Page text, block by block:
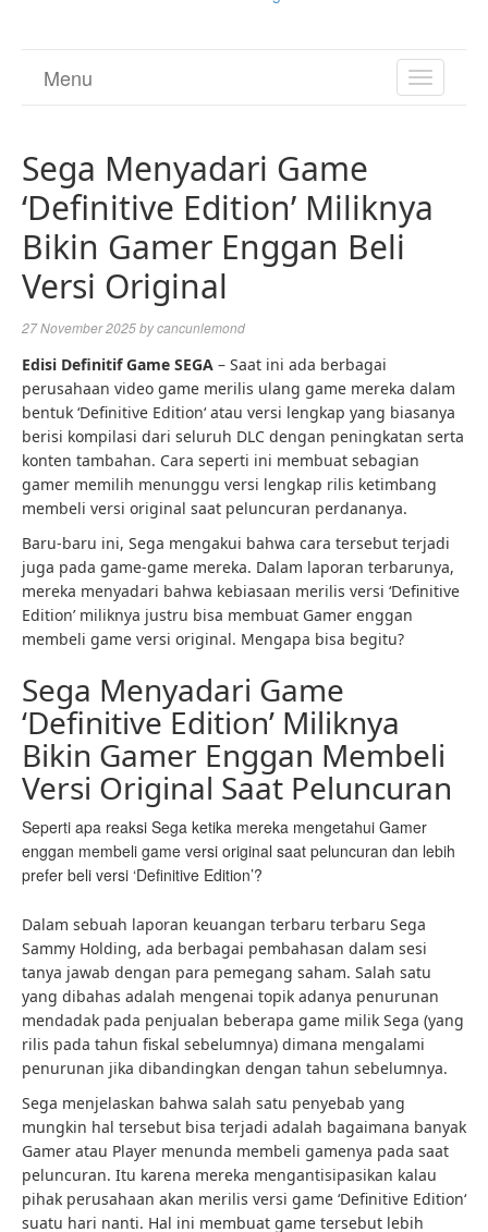
TOGGLE
Menu
Sega Menyadari Game
‘Definitive Edition’ Miliknya
Bikin Gamer Enggan Beli
Versi Original
27 November 2025bycancunlemond
Edisi Definitif Game SEGA – Saat ini ada berbagai
perusahaan video game merilis ulang game mereka dalam
bentuk ‘Definitive Edition‘ atau versi lengkap yang biasanya
berisi kompilasi dari seluruh DLC dengan peningkatan serta
konten tambahan. Cara seperti ini membuat sebagian
gamer memilih menunggu versi lengkap rilis ketimbang
membeli versi original saat peluncuran perdananya.
Baru-baru ini, Sega mengakui bahwa cara tersebut terjadi
juga pada game-game mereka. Dalam laporan terbarunya,
mereka menyadari bahwa kebiasaan merilis versi ‘Definitive
Edition’ miliknya justru bisa membuat Gamer enggan
membeli game versi original. Mengapa bisa begitu?
Sega Menyadari Game
‘Definitive Edition’ Miliknya
Bikin Gamer Enggan Membeli
Versi Original Saat Peluncuran
Seperti apa reaksi Sega ketika mereka mengetahui Gamer
enggan membeli game versi original saat peluncuran dan lebih
prefer beli versi ‘Definitive Edition’?
Dalam sebuah laporan keuangan terbaru terbaru Sega
Sammy Holding, ada berbagai pembahasan dalam sesi
tanya jawab dengan para pemegang saham. Salah satu
yang dibahas adalah mengenai topik adanya penurunan
mendadak pada penjualan beberapa game milik Sega (yang
rilis pada tahun fiskal sebelumnya) dimana mengalami
penurunan jika dibandingkan dengan tahun sebelumnya.
Sega menjelaskan bahwa salah satu penyebab yang
mungkin hal tersebut bisa terjadi adalah bagaimana banyak
Gamer atau Player menunda membeli gamenya pada saat
peluncuran. Itu karena mereka mengantisipasikan kalau
pihak perusahaan akan merilis versi game ‘Definitive Edition‘
suatu hari nanti. Hal ini membuat game tersebut lebih